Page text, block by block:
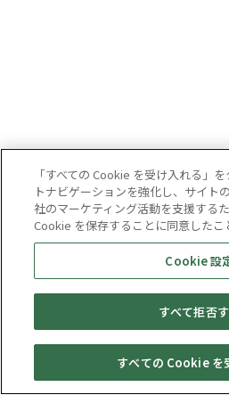
キャンペーン 店舗一覧 Web予約
「すべての Cookie を受け入れる」
トナビゲーションを強化し、サイト
社のマーケティング活動を支援する
Cookie を保存することに同意したこ
Cookie 設
すべて拒否
すべての Cookie を